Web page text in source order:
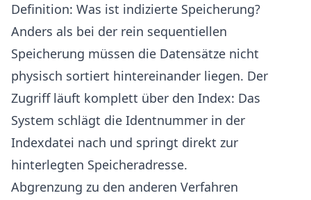
Definition: Was ist indizierte Speicherung?
Anders als bei der rein sequentiellen
Speicherung müssen die Datensätze nicht
physisch sortiert hintereinander liegen. Der
Zugriff läuft komplett über den Index: Das
System schlägt die Identnummer in der
Indexdatei nach und springt direkt zur
hinterlegten Speicheradresse.
Abgrenzung zu den anderen Verfahren